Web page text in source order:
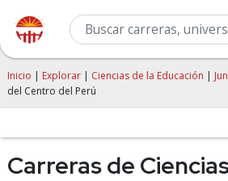
Inicio | Explorar | Ciencias de la Educación |
del Centro del Perú
Carreras de